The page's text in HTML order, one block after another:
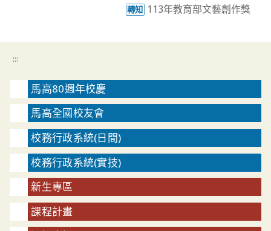
轉知 113年教育部文藝創作獎
:::
馬高80週年校慶
馬高全國校友會
校務行政系統(日間)
校務行政系統(實技)
新生專區
課程計畫